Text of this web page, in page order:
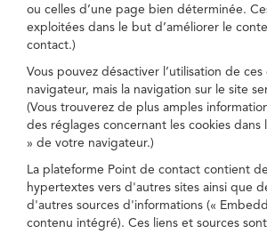
ou celles d’une page bien déterminée.
exploitées dans le but d’améliorer le
contact.)
Vous pouvez désactiver l’utilisation de
navigateur, mais la navigation sur le site
(Vous trouverez de plus amples
des réglages concernant les cookies dans
» de votre navigateur.)
La plateforme Point de contact contient
hypertextes vers d'autres sites ainsi que
d'autres sources d'informations («
contenu intégré). Ces liens et sources